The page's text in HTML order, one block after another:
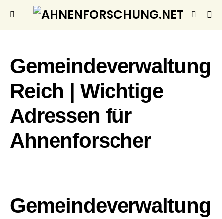
Gemeindeverwaltung
Reich | Wichtige
Adressen für
Ahnenforscher
Gemeindeverwaltung